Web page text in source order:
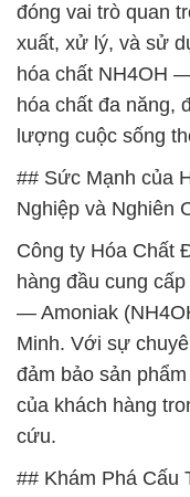
đóng vai trò quan
xuất, xử lý, và sử
hóa chất NH4OH
hóa chất đa năng,
lượng cuộc sống
## Sức Mạnh của
Nghiệp và Nghiên
Công ty Hóa Chất
hàng đầu cung
— Amoniak
Minh. Với sự
đảm bảo sản
của khách hàng
cứu.
## Khám Phá Cấu